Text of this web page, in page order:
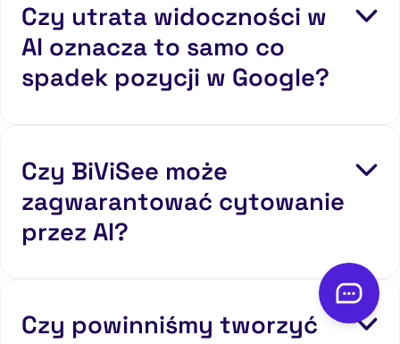
Czy utrata widoczności w
AI oznacza to samo co
spadek pozycji w Google?
Czy BiViSee może
zagwarantować cytowanie
przez AI?
Czy powinniśmy tworzyć